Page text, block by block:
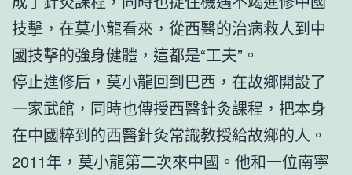
技擊，在莫小龍看來，從西醫的治病救人到中
國技擊的強身健體，這都是“工夫”。
停止進修后，莫小龍回到巴西，在故鄉開設了
一家武館，同時也傳授西醫針灸課程，把本身
在中國粹到的西醫針灸常識教授給故鄉的人。
2011年，莫小龍第二次來中國。他和一位南寧